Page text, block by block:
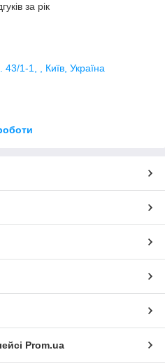
за рік
43/1-1, , Київ, Україна
Prom.ua